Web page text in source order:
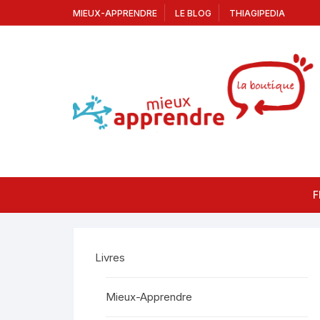
MIEUX-APPRENDRE LE BLOG THIAGIPEDIA
Livres
Mieux-Apprendre